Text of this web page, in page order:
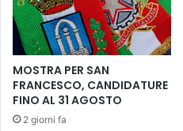
I
N
D
I
F
F
I
C
i
a
r
e
i
l
f
MOSTRA PER SAN
FRANCESCO, CANDIDATURE
FINO AL 31 AGOSTO
2 giorni fa